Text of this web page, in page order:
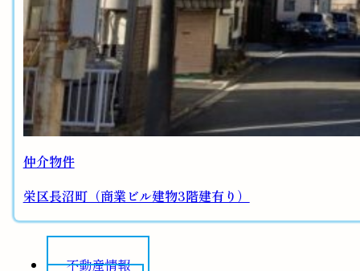
仲介物件
栄区長沼町（商業ビル建物3階建有り）
不動産情報